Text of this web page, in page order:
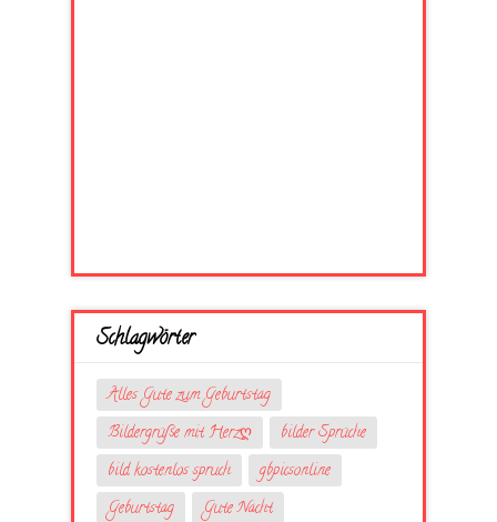
Schlagwörter
Alles Gute zum Geburtstag
Bildergrüße mit Herzღ
bilder Sprüche
bild kostenlos spruch
gbpicsonline
Geburtstag
Gute Nacht